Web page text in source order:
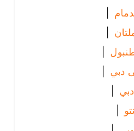
|
|
|
|